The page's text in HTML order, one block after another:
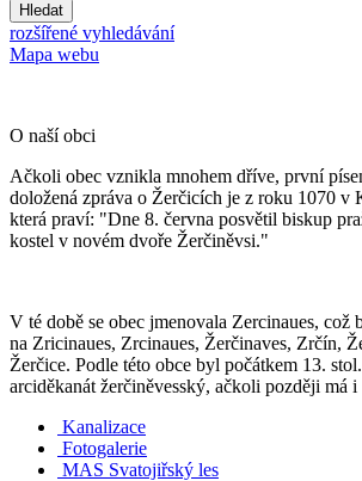
Hledat
rozšířené vyhledávání
Mapa webu
O naší obci
Ačkoli obec vznikla mnohem dříve, první
doložená zpráva o Žerčicích je z roku 1070 v
která praví: "Dne 8. června posvětil biskup
kostel v novém dvoře Žerčiněvsi."
V té době se obec jmenovala Zercinaues, což
na Zricinaues, Zrcinaues, Žerčinaves, Zrčín,
Žerčice. Podle této obce byl počátkem 13.
arciděkanát žerčiněvesský, ačkoli později má
Kanalizace
Fotogalerie
MAS Svatojiřský les